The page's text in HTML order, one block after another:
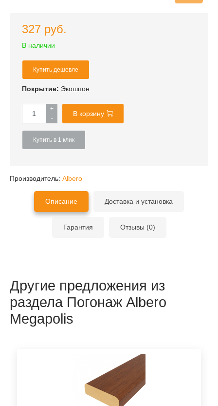
327 руб.
В наличии
Купить дешевле
Покрытие: Экошпон
+
-
В корзину
Купить в 1 клик
Производитель: Albero
Описание Доставка и установка
Гарантия Отзывы (0)
Другие предложения из
раздела Погонаж Albero
Megapolis